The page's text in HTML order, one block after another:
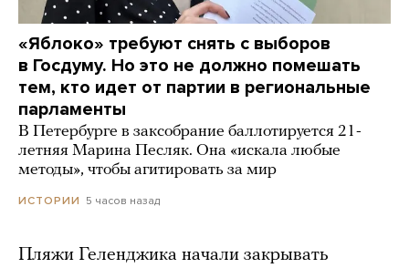
«Яблоко» требуют снять с выборов
в Госдуму. Но это не должно помешать
тем, кто идет от партии в региональные
парламенты
В Петербурге в заксобрание баллотируется 21-
летняя Марина Песляк. Она «искала любые
методы», чтобы агитировать за мир
ИСТОРИИ 5 часов назад
Пляжи Геленджика начали закрывать